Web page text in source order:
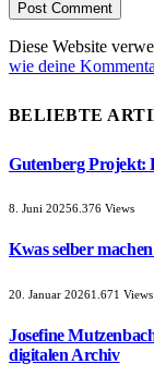
Diese Website
wie deine
BELIEBTE
Gutenberg Projekt:
8. Juni 20256.376 Views
Kwas selber
20. Januar 20261.671 Views
Josefine
digitalen Archiv